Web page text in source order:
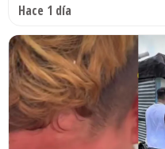
Hace 1 día